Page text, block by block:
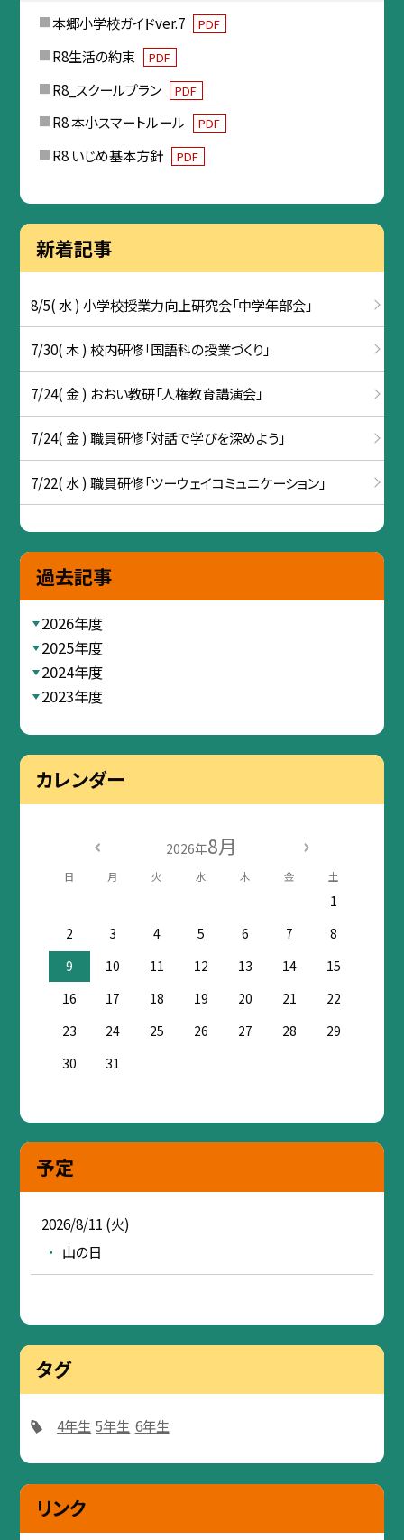
本郷小学校ガイドver.7 PDF
R8生活の約束 PDF
R8_スクールプラン PDF
R8 本小スマートルール PDF
R8 いじめ基本方針 PDF
新着記事
8/5( 水 ) 小学校授業力向上研究会「中学年部会」
7/30( 木 ) 校内研修「国語科の授業づくり」
7/24( 金 ) おおい教研「人権教育講演会」
7/24( 金 ) 職員研修「対話で学びを深めよう」
7/22( 水 ) 職員研修「ツーウェイコミュニケーション」
過去記事
2026年度
2025年度
2024年度
2023年度
カレンダー
2026年8月
日 月 火 水 木 金 土
1
2
3 4 5 6 7
8
9
10 11 12 13 14
15
16
17 18 19 20 21
22
23
24 25 26 27 28
29
30
31
予定
2026/8/11 (火)
山の日
タグ
4年生 5年生 6年生
リンク